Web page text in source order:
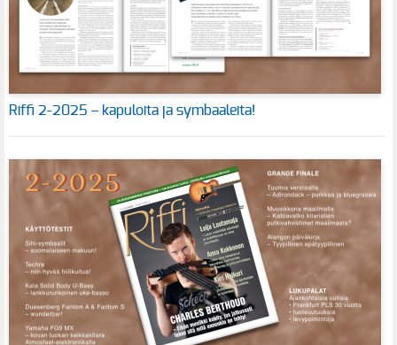
Riffi 2-2025 – kapuloita ja symbaaleita!